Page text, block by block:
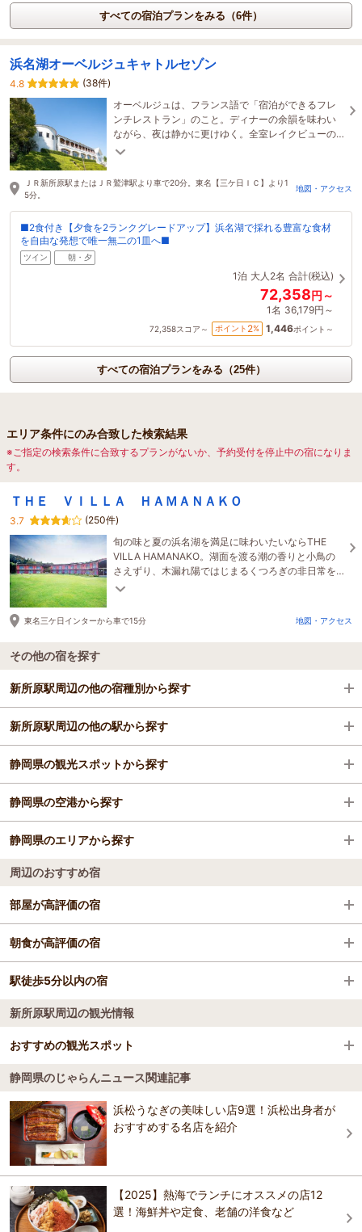
すべての宿泊プランをみる（6件）
浜名湖オーベルジュキャトルセゾン
4.8
(38件)
オーベルジュは、フランス語で「宿泊ができるフレ
ンチレストラン」のこと。ディナーの余韻を味わい
ながら、夜は静かに更けゆく。全室レイクビューの
客室から、時とともに表情を変える湖の姿を堪能頂
ＪＲ新所原駅またはＪＲ鷲津駅より車で20分。東名【三ケ日ＩＣ】より1
5分。
地図・アクセス
■2食付き【夕食を2ランクグレードアップ】浜名湖で採れる豊富な食材
を自由な発想で唯一無二の1皿へ■
ツイン 朝・夕
1泊 大人2名 合計(税込)
72,358円～
1名 36,179円～
72,358スコア～ ポイント 2% 1,446ポイント～
すべての宿泊プランをみる（25件）
エリア条件にのみ合致した検索結果
※ご指定の検索条件に合致するプランがないか、予約受付を停止中の宿になりま
す。
ＴＨＥ ＶＩＬＬＡ ＨＡＭＡＮＡＫＯ
3.7
(250件)
旬の味と夏の浜名湖を満足に味わいたいならTHE
VILLA HAMANAKO。湖面を渡る潮の香りと小鳥の
さえずり、木漏れ陽ではじまるくつろぎの非日常を
味わう至福のリゾート
東名三ケ日インターから車で15分 地図・アクセス
その他の宿を探す
新所原駅周辺の他の宿種別から探す
ビジネスホテル
格安ホテル
新所原駅周辺の他の駅から探す
浜松駅
弁天島駅
八幡駅
鷲津駅
天竜川駅
高塚駅
新居町駅
新浜松駅
静岡県の観光スポットから探す
伊豆シャボテン動物公園
伊豆ぐらんぱる公園
河津桜
橋立つり橋
伊豆アニマルキングダム
熱海梅園
伊豆高原の桜並木
ACAO FOREST
静岡県の空港から探す
静岡空港（富士山静岡空港）
静岡県のエリアから探す
下田・白浜
静岡・清水
御殿場・富士
伊東・宇佐美・川奈
沼津・三島
磐田・袋井・掛川
伊豆高原
周辺のおすすめ宿
部屋が高評価の宿
リッチモンドホテル浜松
コンフォートホテル浜松
ホテル玄浜松インター
北の庭 THE KURETAKESO～くれたけホテルチェー
ン～
ホテル ソリッソ浜松
ANAクラウンプラザホテル浜松by IHG
朝食が高評価の宿
浜松ホテル
リッチモンドホテル浜松
コンフォートホテル浜松
オークラアクトシティホテル浜松
ホテル玄浜松インター
北の庭 THE KURETAKESO～くれたけホテルチェー
駅徒歩5分以内の宿
浜松ホテル
コンフォートホテル浜松
オークラアクトシティホテル浜松
北の庭 THE KURETAKESO～くれたけホテルチェー
ン～
ホテル ソリッソ浜松
新所原駅周辺の観光情報
おすすめの観光スポット
Blueberry Farm HAMANAKO
5.0
当園はお客様に満足いくまでブルーベリーを楽しんでもらいたいとい
う思いで快適な環境作りに努めています。キッチンカーでのソフトク
リーム、ピザ、その他も有りますのでご利用下さい。飲食スペースは
全席オープンテラスとなり日除けタープも張ってあります。 当園のブ
ルーベリーは無農薬ですのでお子様から年配の方まで安心してお召し
上がりください。 シーズンを通して約50種類のブルーベリーを楽しめ
ます。 60分食べ放題です出入り自由お子様のペースで思う存分お楽し
み下さい。
静岡県のじゃらんニュース関連記事
浜松うなぎの美味しい店9選！浜松出身者が
おすすめする名店を紹介
【2025】熱海でランチにオススメの店12
選！海鮮丼や定食、老舗の洋食など